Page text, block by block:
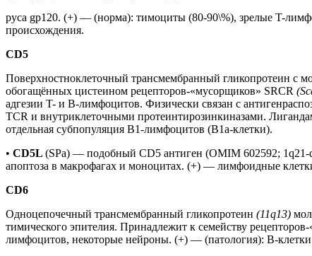
руса gp120. (+) — (норма): тимоциты (80-90\%), зрелые T-
происхождения.
CD5
Поверхностноклеточный трансмембранный гликопротеин с
обогащённых цистеином рецепторов-«мусорщиков» SRCR
адгезии T- и B-лимфоцитов. Физически связан с
TCR и внутриклеточными протеинтирозинкиназами.
отдельная субпопуляция В1-лимфоцитов (В1а-клетки).
• CD5L (SPa) — подобный CD5 антиген (OMIM 602592; 1q21-
апоптоза в макрофагах и моноцитах. (+) — лимфоидные
CD6
Одноцепочечный трансмембранный гликопротеин (11q13)
тимического эпителия. Принадлежит к семейству
лимфоцитов, некоторые нейроны. (+) — (патология): B-